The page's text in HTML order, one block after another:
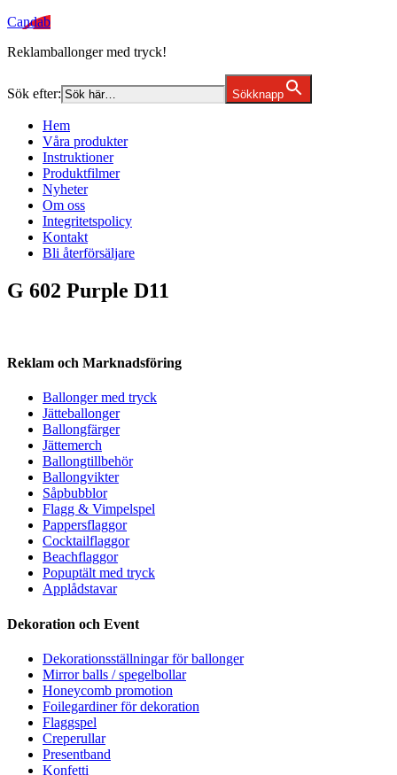
Candab
Reklamballonger med tryck!
Sök efter: Sökknapp
Hem
Våra produkter
Instruktioner
Produktfilmer
Nyheter
Om oss
Integritetspolicy
Kontakt
Bli återförsäljare
G 602 Purple D11
Reklam och Marknadsföring
Ballonger med tryck
Jätteballonger
Ballongfärger
Jättemerch
Ballongtillbehör
Ballongvikter
Såpbubblor
Flagg & Vimpelspel
Pappersflaggor
Cocktailflaggor
Beachflaggor
Popuptält med tryck
Applådstavar
Dekoration och Event
Dekorationsställningar för ballonger
Mirror balls / spegelbollar
Honeycomb promotion
Foilegardiner för dekoration
Flaggspel
Creperullar
Presentband
Konfetti